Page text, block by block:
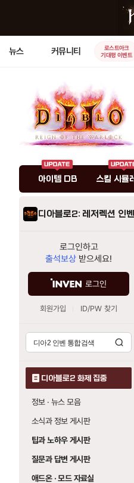
뉴스 커뮤니티
로스트아크
기대평 이벤트
아이템 DB 스킬 시뮬
디아블로2: 레저렉션 인벤
로그인하고
출석보상 받으세요!
로그인
회원가입 ID/PW 찾기
디아블로2 화제 집중
정보 · 뉴스 모음
소식과 정보 게시판
팁과 노하우 게시판
질문과 답변 게시판
애드온 · 모드 자료실